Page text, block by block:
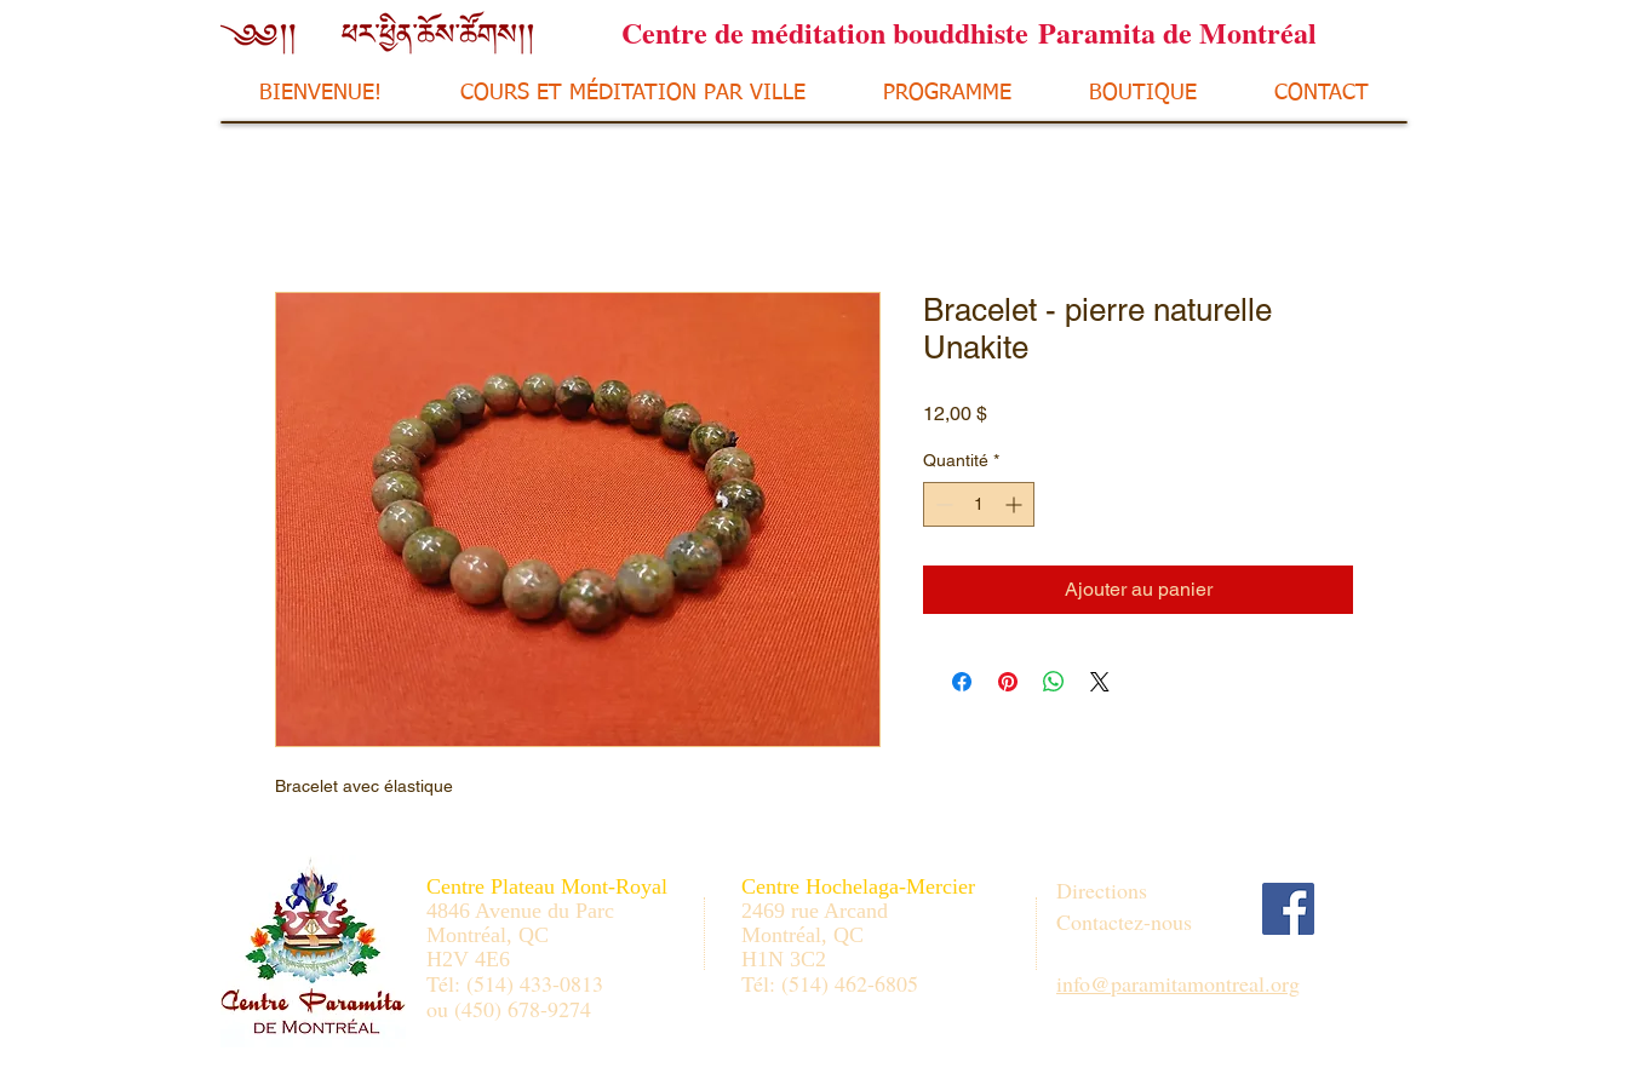
Centre de méditation bouddhiste Paramita de Montréal
BIENVENUE! COURS ET MÉDITATION PAR VILLE PROGRAMME BOUTIQUE CONTACT
Bracelet avec élastique
Bracelet - pierre naturelle
Unakite
12,00 $Prix
Quantité *
Ajouter au panier
Centre Plateau Mont-Royal
4846 Avenue du Parc
Montréal, QC
H2V 4E6
Tél: (514) 433-0813
ou (450) 678-9274
Centre Hochelaga-Mercier
2469 rue Arcand
Montréal, QC
H1N 3C2
Tél: (514) 462-6805
Directions
Contactez-nous
info@paramitamontreal.org